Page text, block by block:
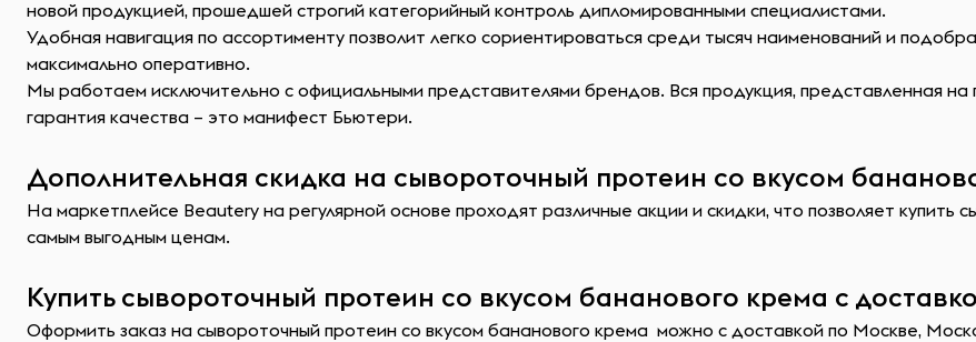
новой продукцией, прошедшей строгий категорийный контроль дипломированными специалистами.
Удобная навигация по ассортименту позволит легко сориентироваться среди тысяч наименований и
максимально оперативно.
Мы работаем исключительно с официальными представителями брендов. Вся продукция, представленная
гарантия качества – это манифест Бьютери.
Дополнительная скидка на сывороточный протеин со вкусом
На маркетплейсе Beautery на регулярной основе проходят различные акции и скидки, что позволяет купить
самым выгодным ценам.
Купить сывороточный протеин со вкусом бананового крема с
Оформить заказ на сывороточный протеин со вкусом бананового крема можно с доставкой по Москве,